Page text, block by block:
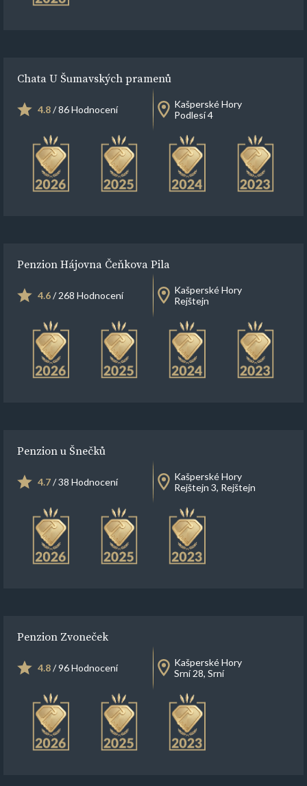
Chata U Šumavských pramenů
4.8/ 86 Hodnocení
Kašperské Hory
Podlesí 4
Penzion Hájovna Čeňkova Pila
4.6/ 268 Hodnocení
Kašperské Hory
Rejštejn
Penzion u Šnečků
4.7/ 38 Hodnocení
Kašperské Hory
Rejštejn 3, Rejštejn
Penzion Zvoneček
4.8/ 96 Hodnocení
Kašperské Hory
Srní 28, Srní